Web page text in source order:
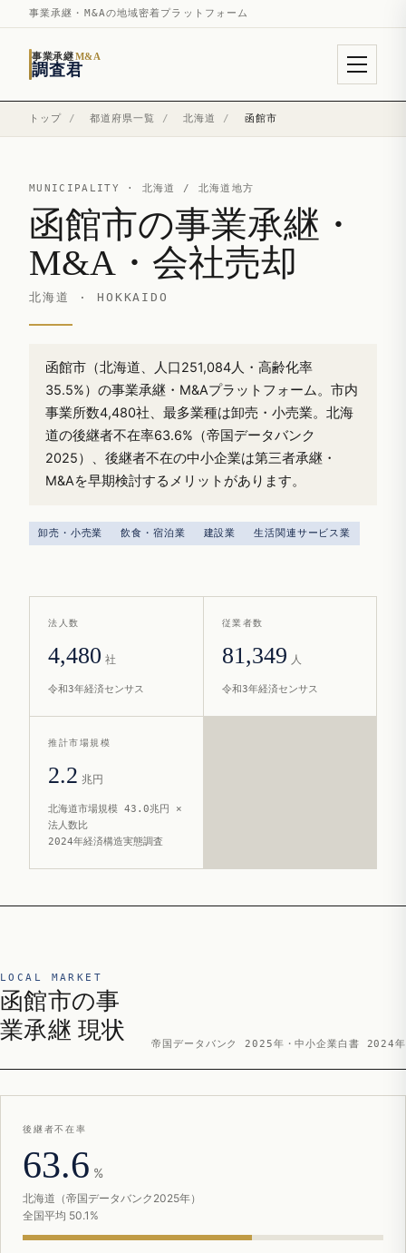
事業承継・M&Aの地域密着プラットフォーム
事業承継M&A
調査君
トップ / 都道府県一覧 / 北海道 / 函館市
MUNICIPALITY · 北海道 / 北海道地方
函館市の事業承継・
M&A・会社売却
北海道 · HOKKAIDO
函館市（北海道、人口251,084人・高齢化率
35.5%）の事業承継・M&Aプラットフォーム。市内
事業所数4,480社、最多業種は卸売・小売業。北海
道の後継者不在率63.6%（帝国データバンク
2025）、後継者不在の中小企業は第三者承継・
M&Aを早期検討するメリットがあります。
卸売・小売業 飲食・宿泊業 建設業 生活関連サービス業
法人数
4,480 社
令和3年経済センサス
従業者数
81,349 人
令和3年経済センサス
推計市場規模
2.2 兆円
北海道市場規模 43.0兆円 ×
法人数比
2024年経済構造実態調査
LOCAL MARKET
函館市の事
業承継 現状
帝国データバンク 2025年・中小企業白書 2024年
後継者不在率
63.6 %
北海道（帝国データバンク2025年）
全国平均 50.1%